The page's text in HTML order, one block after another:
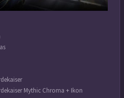
Mythic Chroma + Ikon